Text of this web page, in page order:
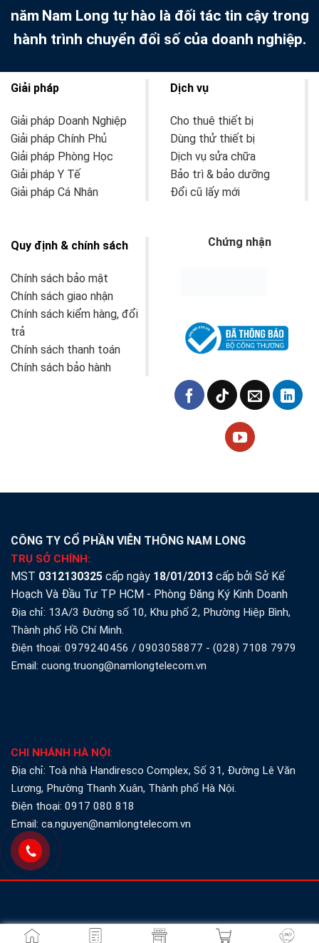
năm Nam Long tự hào là đối tác tin cậy trong
hành trình chuyển đổi số của doanh nghiệp.
Giải pháp
Giải pháp Doanh Nghiệp
Giải pháp Chính Phủ
Giải pháp Phòng Học
Giải pháp Y Tế
Giải pháp Cá Nhân
Dịch vụ
Cho thuê thiết bị
Dùng thử thiết bị
Dịch vụ sửa chữa
Bảo trì & bảo dưỡng
Đổi cũ lấy mới
Quy định & chính sách
Chính sách bảo mật
Chính sách giao nhận
Chính sách kiểm hàng, đổi
trả
Chính sách thanh toán
Chính sách bảo hành
Chứng nhận
CÔNG TY CỔ PHẦN VIỄN THÔNG NAM LONG
TRỤ SỞ CHÍNH:
MST 0312130325 cấp ngày 18/01/2013 cấp bởi Sở Kế
Hoạch Và Đầu Tư TP HCM - Phòng Đăng Ký Kinh Doanh
Địa chỉ: 13A/3 Đường số 10, Khu phố 2, Phường Hiệp Bình,
Thành phố Hồ Chí Minh.
Điện thoại: 0979240456 / 0903058877 - (028) 7108 7979
Email: cuong.truong@namlongtelecom.vn
CHI NHÁNH HÀ NỘI:
Địa chỉ: Toà nhà Handiresco Complex, Số 31, Đường Lê Văn
Lương, Phường Thanh Xuân, Thành phố Hà Nội.
Điện thoại: 0917 080 818
Email: ca.nguyen@namlongtelecom.vn
©Copyright 2013 - 2026 Nam Long Telecom
. All rights